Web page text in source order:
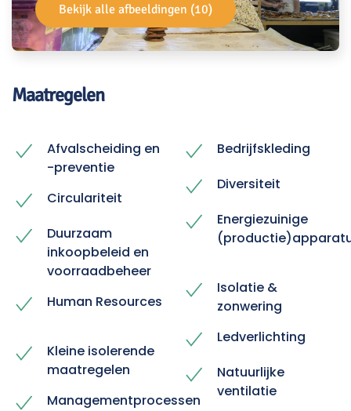
Bekijk alle afbeeldingen (10)
Maatregelen
Afvalscheiding en
-preventie
Bedrijfskleding
Circulariteit
Diversiteit
Duurzaam
inkoopbeleid en
voorraadbeheer
Energiezuinige
Human Resources
Isolatie &
zonwering
Kleine isolerende
maatregelen
Ledverlichting
Managementprocessen
Natuurlijke
ventilatie